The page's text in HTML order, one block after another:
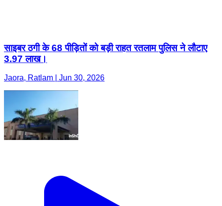
साइबर ठगी के 68 पीड़ितों को बड़ी राहत रतलाम पुलिस ने लौटाए
3.97 लाख।
Jaora, Ratlam | Jun 30, 2026